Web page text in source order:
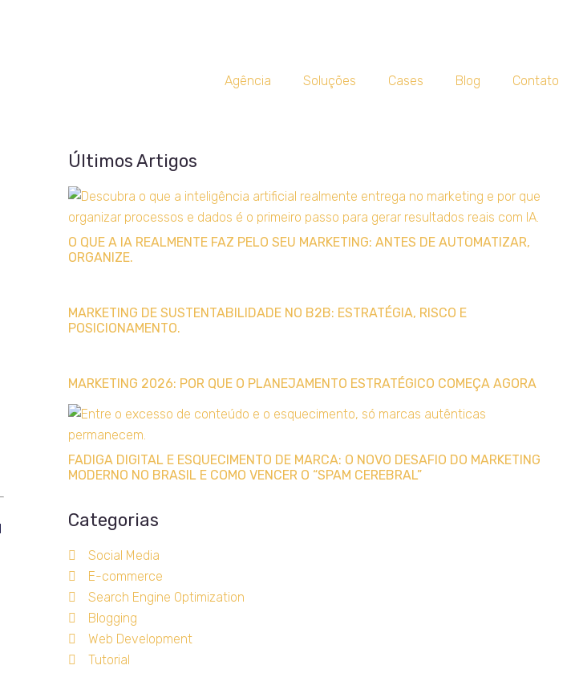
Agência Soluções Cases Blog Contato
Últimos Artigos
O QUE A IA REALMENTE FAZ PELO SEU MARKETING: ANTES DE AUTOMATIZAR,
ORGANIZE.
MARKETING DE SUSTENTABILIDADE NO B2B: ESTRATÉGIA, RISCO E
POSICIONAMENTO.
MARKETING 2026: POR QUE O PLANEJAMENTO ESTRATÉGICO COMEÇA AGORA
FADIGA DIGITAL E ESQUECIMENTO DE MARCA: O NOVO DESAFIO DO MARKETING
MODERNO NO BRASIL E COMO VENCER O “SPAM CEREBRAL”
Categorias
Social Media
E-commerce
Search Engine Optimization
Blogging
Web Development
Tutorial